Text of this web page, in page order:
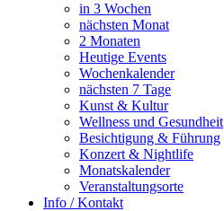
in 3 Wochen
nächsten Monat
2 Monaten
Heutige Events
Wochenkalender
nächsten 7 Tage
Kunst & Kultur
Wellness und Gesundheit
Besichtigung & Führung
Konzert & Nightlife
Monatskalender
Veranstaltungsorte
Info / Kontakt